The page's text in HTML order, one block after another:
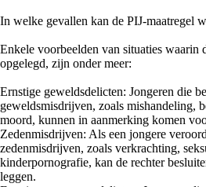
In welke gevallen kan de PIJ-maatregel
Enkele voorbeelden van situaties waarin
opgelegd, zijn onder meer:
Ernstige geweldsdelicten: Jongeren die
geweldsmisdrijven, zoals mishandeling,
moord, kunnen in aanmerking komen
Zedenmisdrijven: Als een jongere
zedenmisdrijven, zoals verkrachting,
kinderpornografie, kan de rechter
leggen.